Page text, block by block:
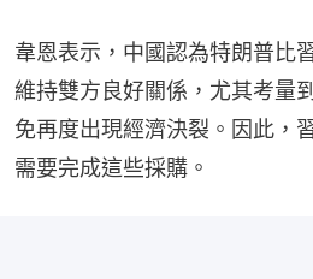
韋恩表示，中國認為特朗普比
維持雙方良好關係，尤其考量
免再度出現經濟決裂。因此，
需要完成這些採購。